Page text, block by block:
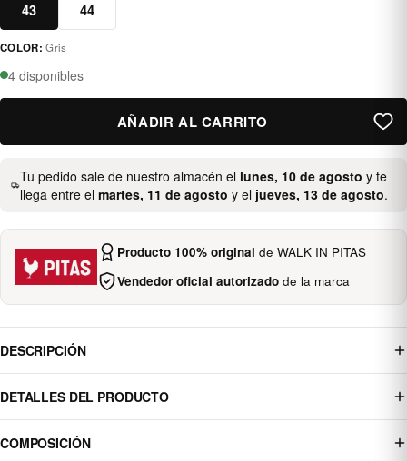
43 44
gris
COLOR:Gris
4 disponibles
AÑADIR AL CARRITO
Tu pedido sale de nuestro almacén el lunes, 10 de agosto y te
llega entre elmartes, 11 de agosto y el jueves, 13 de agosto.
Producto 100% original de WALK IN PITAS
Vendedor oficial autorizado de la marca
DESCRIPCIÓN
DETALLES DEL PRODUCTO
COMPOSICIÓN